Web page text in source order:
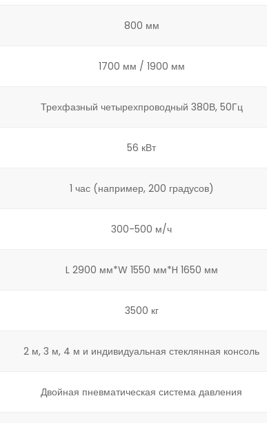
800 мм
1700 мм / 1900 мм
Трехфазный четырехпроводный 380В, 50Гц
56 кВт
1 час (например, 200 градусов)
300-500 м/ч
L 2900 мм*W 1550 мм*H 1650 мм
3500 кг
2 м, 3 м, 4 м и индивидуальная стеклянная консоль
Двойная пневматическая система давления